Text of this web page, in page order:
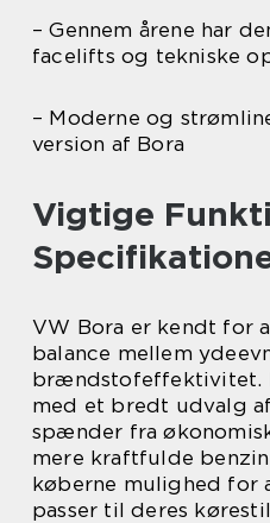
– Gennem årene har
facelifts og tekniske
– Moderne og
version af Bora
Vigtige
VW Bora er kendt for
balance mellem
brændstofeffektivitet.
med et bredt udvalg
spænder fra
mere kraftfulde
køberne mulighed for
passer til deres